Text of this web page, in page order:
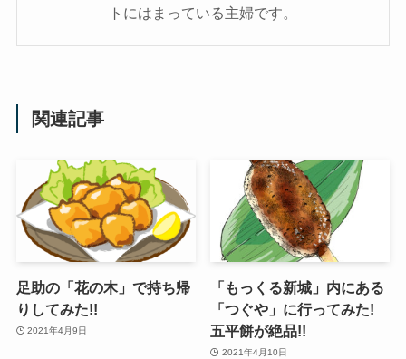
トにはまっている主婦です。
関連記事
足助の「花の木」で持ち帰
りしてみた!!
2021年4月9日
「もっくる新城」内にある
「つぐや」に行ってみた!
五平餅が絶品!!
2021年4月10日